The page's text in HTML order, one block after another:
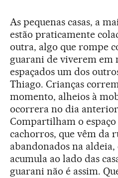
As pequenas casas, a
estão praticamente
outra, algo que rompe
guarani de viverem em
espaçados um dos
Thiago. Crianças
momento, alheios à
ocorrera no dia
Compartilham o espaço
cachorros, que vêm da
abandonados na
acumula ao lado das
guarani não é assim.